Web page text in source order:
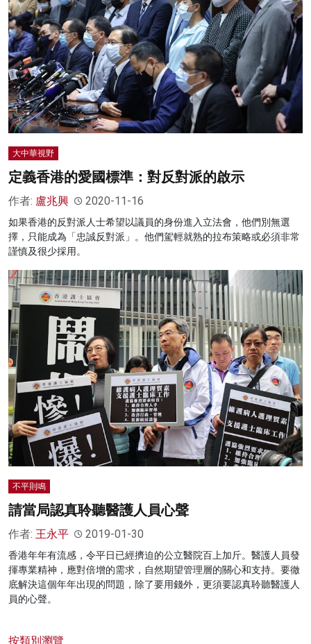
大中華視野
定義香港的愛國標準：對反對派的啟示
作者: 盧兆興 2020-11-16
如果香港的反對派人士希望以議員的身份進入立法會，他們別無選
擇，只能成為「忠誠反對派」。他們駕輕就熟的拉布策略或必須非常
謹慎及很少採用。
不平則鳴
請當局認真聆聽醫護人員心聲
作者: 王永平 2019-01-30
香港年年有流感，令平日已經擠迫的公立醫院百上加斤。醫護人員發
揮專業精神，應對倍增的需求，自然期望管理層的關心和支持。要徹
底解決這個年年出現的問題，除了要用錢外，更須要認真聆聽醫護人
員的心聲。
按類別瀏覽